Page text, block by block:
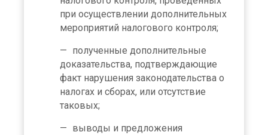
при осуществлении дополнительных
мероприятий налогового контроля;
полученные дополнительные
доказательства, подтверждающие
факт нарушения законодательства о
налогах и сборах, или отсутствие
таковых;
выводы и предложения